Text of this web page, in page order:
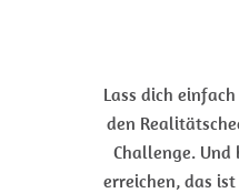
Lass dich
den
Challenge.
erreichen, das